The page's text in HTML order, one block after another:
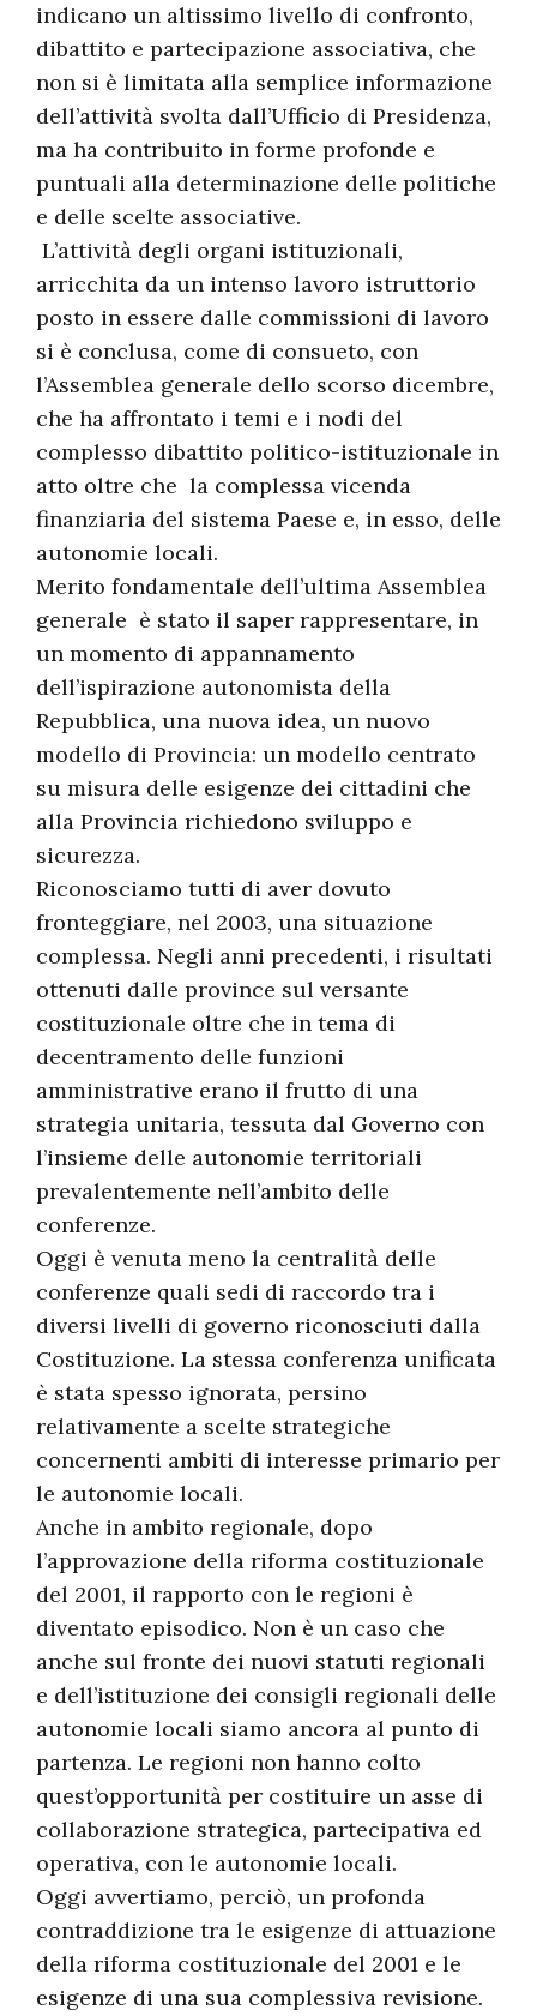
indicano un altissimo livello di confronto,
dibattito e partecipazione associativa, che
non si è limitata alla semplice informazione
dell’attività svolta dall’Ufficio di Presidenza,
ma ha contribuito in forme profonde e
puntuali alla determinazione delle politiche
e delle scelte associative.
L’attività degli organi istituzionali,
arricchita da un intenso lavoro istruttorio
posto in essere dalle commissioni di lavoro
si è conclusa, come di consueto, con
l’Assemblea generale dello scorso dicembre,
che ha affrontato i temi e i nodi del
complesso dibattito politico-istituzionale in
atto oltre che la complessa vicenda
finanziaria del sistema Paese e, in esso, delle
autonomie locali.
Merito fondamentale dell’ultima Assemblea
generale è stato il saper rappresentare, in
un momento di appannamento
dell’ispirazione autonomista della
Repubblica, una nuova idea, un nuovo
modello di Provincia: un modello centrato
su misura delle esigenze dei cittadini che
alla Provincia richiedono sviluppo e
sicurezza.
Riconosciamo tutti di aver dovuto
fronteggiare, nel 2003, una situazione
complessa. Negli anni precedenti, i risultati
ottenuti dalle province sul versante
costituzionale oltre che in tema di
decentramento delle funzioni
amministrative erano il frutto di una
strategia unitaria, tessuta dal Governo con
l’insieme delle autonomie territoriali
prevalentemente nell’ambito delle
conferenze.
Oggi è venuta meno la centralità delle
conferenze quali sedi di raccordo tra i
diversi livelli di governo riconosciuti dalla
Costituzione. La stessa conferenza unificata
è stata spesso ignorata, persino
relativamente a scelte strategiche
concernenti ambiti di interesse primario per
le autonomie locali.
Anche in ambito regionale, dopo
l’approvazione della riforma costituzionale
del 2001, il rapporto con le regioni è
diventato episodico. Non è un caso che
anche sul fronte dei nuovi statuti regionali
e dell’istituzione dei consigli regionali delle
autonomie locali siamo ancora al punto di
partenza. Le regioni non hanno colto
quest’opportunità per costituire un asse di
collaborazione strategica, partecipativa ed
operativa, con le autonomie locali.
Oggi avvertiamo, perciò, un profonda
contraddizione tra le esigenze di attuazione
della riforma costituzionale del 2001 e le
esigenze di una sua complessiva revisione.